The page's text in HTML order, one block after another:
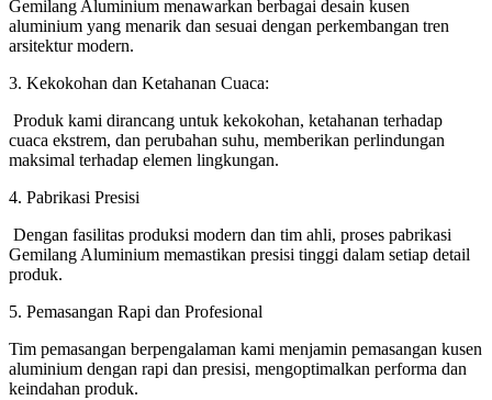
Gemilang Aluminium menawarkan berbagai desain kusen
aluminium yang menarik dan sesuai dengan perkembangan tren
arsitektur modern.
3. Kekokohan dan Ketahanan Cuaca:
Produk kami dirancang untuk kekokohan, ketahanan terhadap
cuaca ekstrem, dan perubahan suhu, memberikan perlindungan
maksimal terhadap elemen lingkungan.
4. Pabrikasi Presisi
Dengan fasilitas produksi modern dan tim ahli, proses pabrikasi
Gemilang Aluminium memastikan presisi tinggi dalam setiap detail
produk.
5. Pemasangan Rapi dan Profesional
Tim pemasangan berpengalaman kami menjamin pemasangan kusen
aluminium dengan rapi dan presisi, mengoptimalkan performa dan
keindahan produk.